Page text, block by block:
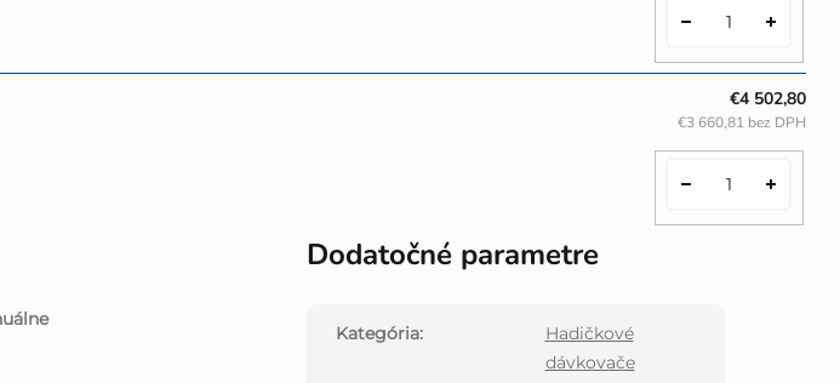
€4 502,80
€3 660,81 bez DPH
Dodatočné parametre
Kategória:
Hadičkové
dávkovače